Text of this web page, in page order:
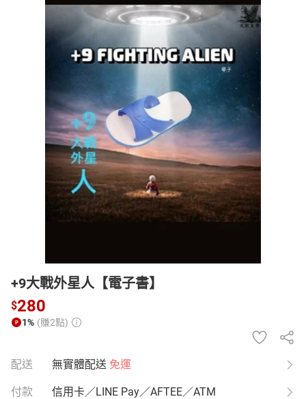
男裝 化妝保養 情趣用品
日本購物 電子/紙本書
HOT
+9大戰外星人【電子書】
$280
1% (賺2點)
配送 無實體配送 免運
付款 信用卡／LINE Pay／AFTEE／ATM